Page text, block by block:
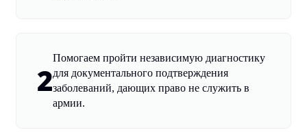
2
Помогаем пройти независимую диагностику
для документального подтверждения
заболеваний, дающих право не служить в
армии.